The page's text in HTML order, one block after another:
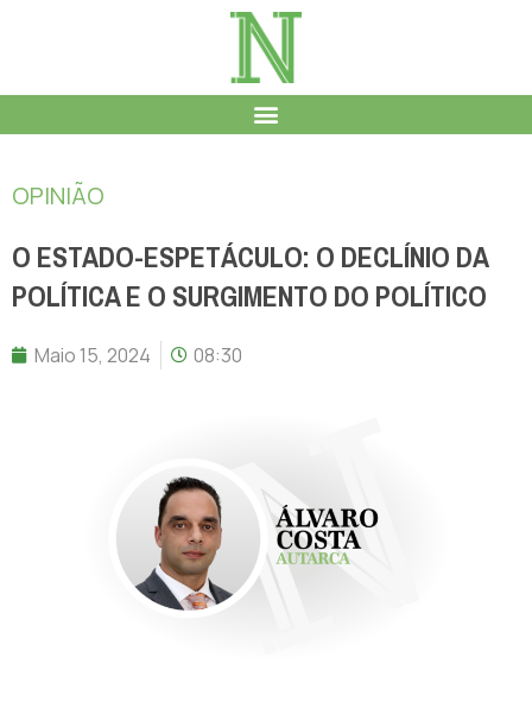
OPINIÃO
O ESTADO-ESPETÁCULO: O DECLÍNIO DA
POLÍTICA E O SURGIMENTO DO POLÍTICO
Maio 15, 2024 08:30